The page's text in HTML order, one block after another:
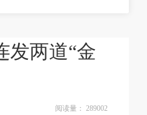
发两道“金
阅读量： 289002